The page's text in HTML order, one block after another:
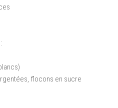
flocons en sucre